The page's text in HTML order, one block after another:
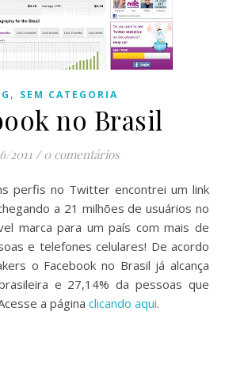
, SEM CATEGORIA
no Brasil
2011 / 0 comentários
a 21 milhões de usuários no
marca para um país com mais de
e telefones celulares! De acordo
o Facebook no Brasil já alcança
e 27,14% da pessoas que
a página clicando aqui.